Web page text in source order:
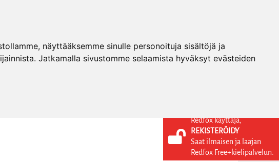
näyttääksemme sinulle personoituja sisältöjä ja
Jatkamalla sivustomme selaamista hyväksyt evästeiden
KIRJAUDU SISÄÄN
REKISTERÖIDY
Redfox käyttäjä,
REKISTERÖIDY
Saat ilmaisen ja laajan
Redfox Free+kielipalvelun.